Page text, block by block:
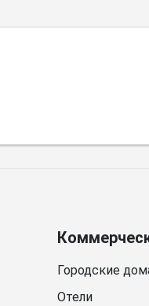
Городские
Отели